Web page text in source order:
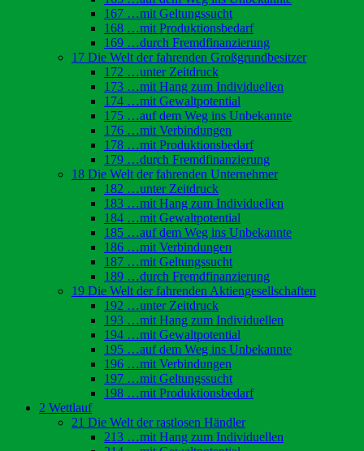
167 …mit Geltungssucht
168 …mit Produktionsbedarf
169 …durch Fremdfinanzierung
17 Die Welt der fahrenden Großgrundbesitzer
172 …unter Zeitdruck
173 …mit Hang zum Individuellen
174 …mit Gewaltpotential
175 …auf dem Weg ins Unbekannte
176 …mit Verbindungen
178 …mit Produktionsbedarf
179 …durch Fremdfinanzierung
18 Die Welt der fahrenden Unternehmer
182 …unter Zeitdruck
183 …mit Hang zum Individuellen
184 …mit Gewaltpotential
185 …auf dem Weg ins Unbekannte
186 …mit Verbindungen
187 …mit Geltungssucht
189 …durch Fremdfinanzierung
19 Die Welt der fahrenden Aktiengesellschaften
192 …unter Zeitdruck
193 …mit Hang zum Individuellen
194 …mit Gewaltpotential
195 …auf dem Weg ins Unbekannte
196 …mit Verbindungen
197 …mit Geltungssucht
198 …mit Produktionsbedarf
2 Wettlauf
21 Die Welt der rastlosen Händler
213 …mit Hang zum Individuellen